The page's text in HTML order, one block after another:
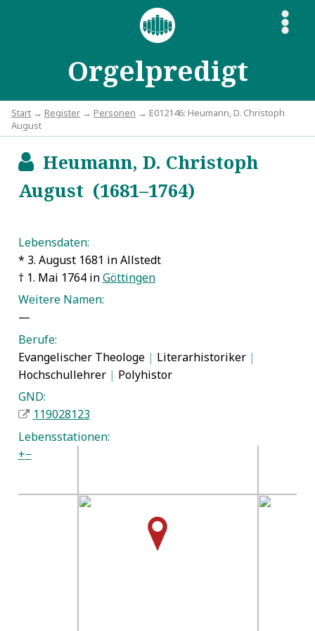
Orgelpredigt
S
Start → Register → Personen → E012146: Heumann, D. Christoph
August
bHeumann, D. Christoph
August (1681–1764)
Lebensdaten:
* 3. August 1681 in Allstedt
† 1. Mai 1764 inGöttingen
Weitere Namen:
—
Berufe:
Evangelischer Theologe | Literarhistoriker |
Hochschullehrer | Polyhistor
GND:
119028123
Lebensstationen:
+−